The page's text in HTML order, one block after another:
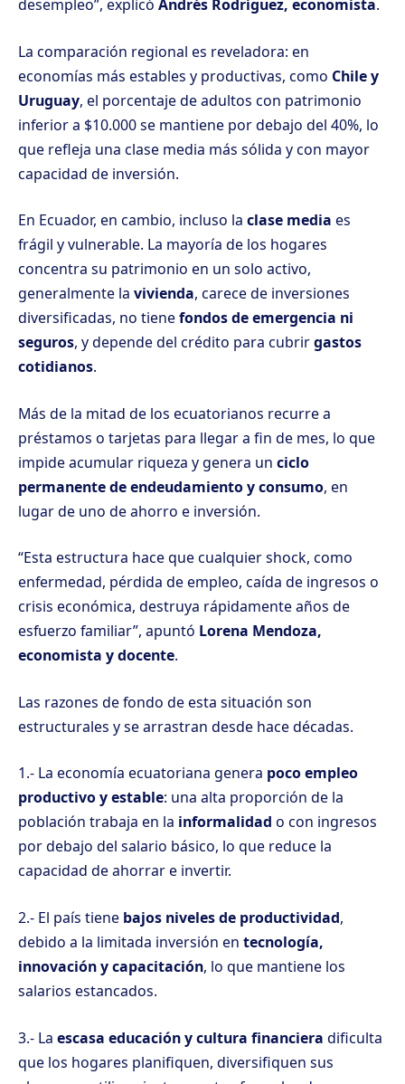
desempleo”, explicó Andrés Rodríguez, economista.
La comparación regional es reveladora: en
economías más estables y productivas, como Chile y
Uruguay, el porcentaje de adultos con patrimonio
inferior a $10.000 se mantiene por debajo del 40%, lo
que refleja una clase media más sólida y con mayor
capacidad de inversión.
En Ecuador, en cambio, incluso la clase media es
frágil y vulnerable. La mayoría de los hogares
concentra su patrimonio en un solo activo,
generalmente la vivienda, carece de inversiones
diversificadas, no tienefondos de emergencia ni
seguros, y depende del crédito para cubrirgastos
cotidianos.
Más de la mitad de los ecuatorianos recurre a
préstamos o tarjetas para llegar a fin de mes, lo que
impide acumular riqueza y genera un ciclo
permanente de endeudamiento y consumo, en
lugar de uno de ahorro e inversión.
“Esta estructura hace que cualquier shock, como
enfermedad, pérdida de empleo, caída de ingresos o
crisis económica, destruya rápidamente años de
esfuerzo familiar”, apuntó Lorena Mendoza,
economista y docente.
Las razones de fondo de esta situación son
estructurales y se arrastran desde hace décadas.
1.- La economía ecuatoriana genera poco empleo
productivo y estable: una alta proporción de la
población trabaja en la informalidad o con ingresos
por debajo del salario básico, lo que reduce la
capacidad de ahorrar e invertir.
2.- El país tiene bajos niveles de productividad,
debido a la limitada inversión en tecnología,
innovación y capacitación, lo que mantiene los
salarios estancados.
3.- La escasa educación y cultura financiera dificulta
que los hogares planifiquen, diversifiquen sus